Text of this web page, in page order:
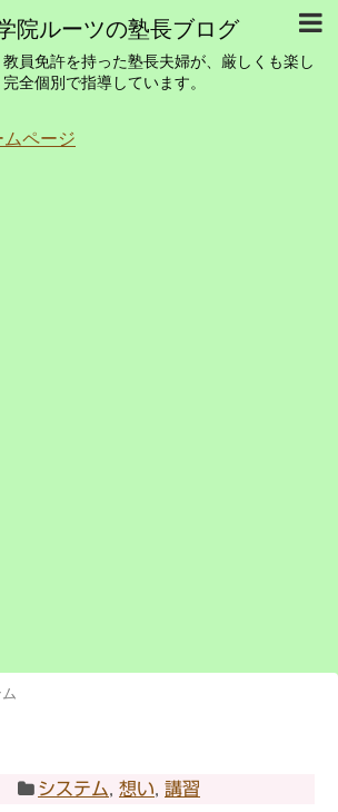
院ルーツの塾長ブログ
員免許を持った塾長夫婦が、厳しくも楽し
完全個別で指導しています。
ムページ
システム ,想い ,講習